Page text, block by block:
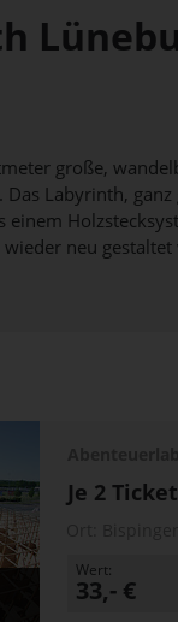
große,
Labyrinth, ganz
neu gestaltet
Je 2
Wert:
33,- €